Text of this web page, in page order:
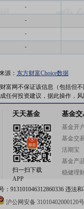
-
-
-
-
源： 东方财富Choice数据
富网不保证该信息（包括但
任何投资建议，据此操作，风
天天基金
扫一扫下载
APP
基金交
基金开
基金交
活期宝
基金产
稳健理
违法
沪公网安备 31010402000120号